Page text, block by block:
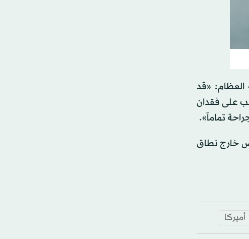
العظام: «قد
على فقدان
تماماً».
خارج نطاق
أميركا